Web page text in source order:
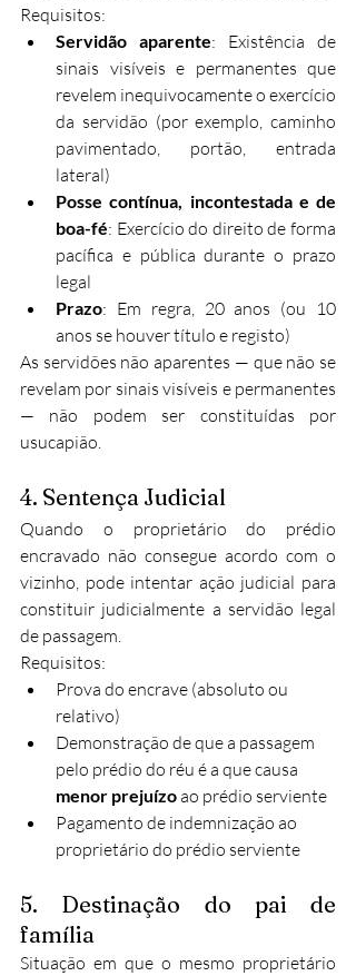
Requisitos:
Servidão aparente: Existência de
sinais visíveis e permanentes que
revelem inequivocamente o exercício
da servidão (por exemplo, caminho
pavimentado, portão, entrada
lateral)
Posse contínua, incontestada e de
boa-fé: Exercício do direito de forma
pacífica e pública durante o prazo
legal
Prazo: Em regra, 20 anos (ou 10
anos se houver título e registo)​
As servidões não aparentes — que não se
revelam por sinais visíveis e permanentes
— não podem ser constituídas por
usucapião.
4. Sentença Judicial
Quando o proprietário do prédio
encravado não consegue acordo com o
vizinho, pode intentar ação judicial para
constituir judicialmente a servidão legal
de passagem.
Requisitos:
Prova do encrave (absoluto ou
relativo)
Demonstração de que a passagem
pelo prédio do réu é a que causa
menor prejuízo ao prédio serviente​
Pagamento de indemnização ao
proprietário do prédio serviente​
5. Destinação do pai de
família
Situação em que o mesmo proprietário